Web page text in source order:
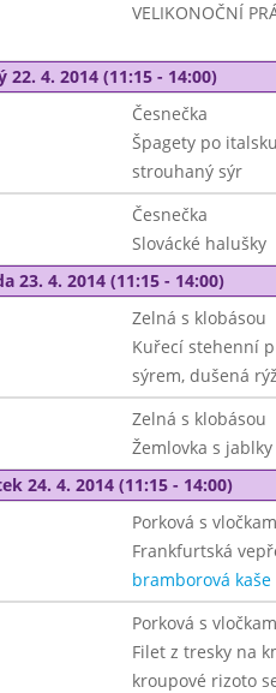
VELIKONOČNÍ
22. 4. 2014 (11:15 - 14:00)
Česnečka
Špagety po
strouhaný sýr
Česnečka
Slovácké halušky
23. 4. 2014 (11:15 - 14:00)
Zelná s klobásou
Kuřecí stehenní
sýrem, dušená
Zelná s klobásou
Žemlovka s
24. 4. 2014 (11:15 - 14:00)
Porková s
Frankfurtská
bramborová kaše
Porková s
Filet z tresky na
kroupové rizoto